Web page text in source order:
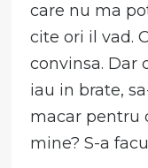
care nu ma
cite ori il vad.
convinsa. Dar
iau in brate,
macar pentru
mine? S-a